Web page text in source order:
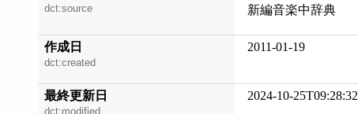
dct:source
新編音楽中辞典
作成日
dct:created
2011-01-19
最終更新日
dct:modified
2024-10-25T09:28:32